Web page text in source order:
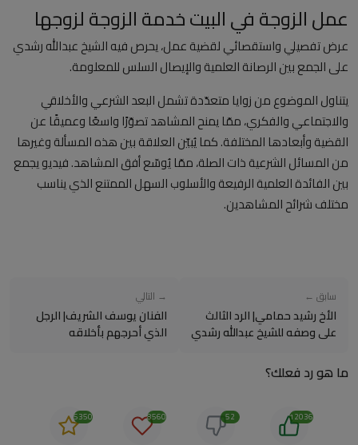
عمل الزوجة في البيت خدمة الزوجة لزوجها
عرض تفصيلي واستقصائي لقضية عمل، يحرص فيه الشيخ عبدالله رشدي
على الجمع بين الرصانة العلمية والإيصال السلس للمعلومة.
يتناول الموضوع من زوايا متعدّدة تشمل البعد الشرعي والأخلاقي
والاجتماعي والفكري، ممّا يمنح المشاهد تصوّرًا واسعًا وعميقًا عن
القضية وأبعادها المختلفة. كما يُبيّن العلاقة بين هذه المسألة وغيرها
من المسائل الشرعية ذات الصلة، ممّا يُوسّع أفق المشاهد. فيديو يجمع
بين الفائدة العلمية الرفيعة والأسلوب السهل الممتنع الذي يناسب
مختلف شرائح المشاهدين.
سابق ←
الأخ رشيد حمامي| الرد الثالث
على وصفه للشيخ عبدالله رشدي
→ التالي
الفنان يوسف الشريف| الرجل
الذي أحرجهم بأخلاقه
ما هو رد فعلك؟
12036
52
8560
5350